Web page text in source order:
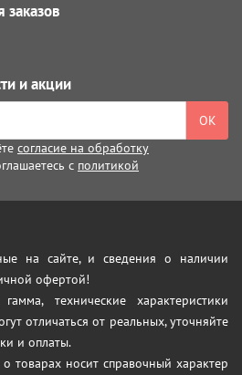
заказов
и акции
ОК
согласие на обработку
с политикой
на сайте, и сведения о наличии
офертой!
технические характеристики
отличаться от реальных, уточняйте
и оплаты.
товарах носит справочный характер